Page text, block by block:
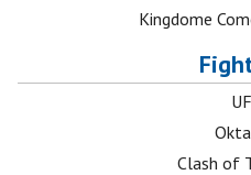
Kingdome
Clash of